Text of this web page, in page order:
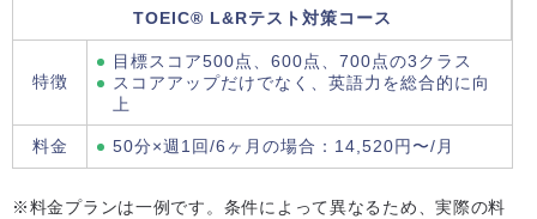
TOEIC® L&Rテスト対策コース
特徴
目標スコア500点、600点、700点の3クラス
スコアアップだけでなく、英語力を総合的に向
上
料金 50分×週1回/6ヶ月の場合：14,520円〜/月
※料金プランは一例です。条件によって異なるため、実際の料